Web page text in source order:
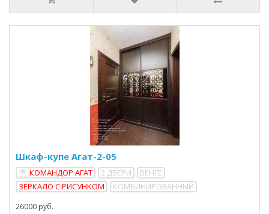
Шкаф-купе Агат-2-05
КОМАНДОР АГАТ 2 ДВЕРИ
ВЕНГЕ
ЗЕРКАЛО С РИСУНКОМ
КОМБИНИРОВАННЫЙ
26000 руб.